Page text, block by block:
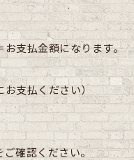
お支払金額になります。
支払ください）
ご確認ください。